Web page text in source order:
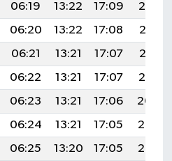
06:19 13:22 17:09
20:14
06:20 13:22 17:08
20:13
06:21 13:21 17:07
20:12
06:22 13:21 17:07
20:10
06:23 13:21 17:06
20:09
06:24 13:21 17:05
20:08
06:25 13:20 17:05
20:06